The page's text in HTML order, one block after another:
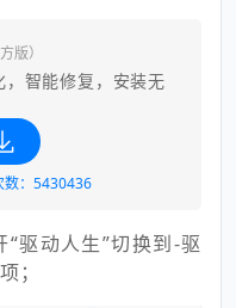
版）
智能修复，安装无
数：5430436
驱动人生”切换到-驱
；